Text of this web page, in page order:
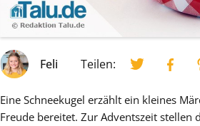
Feli Teilen:
Eine Schneekugel erzählt ein kleines
Freude bereitet. Zur Adventszeit stellen